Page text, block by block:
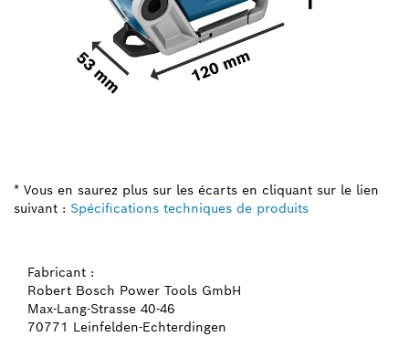
* Vous en saurez plus sur les écarts en cliquant sur le lien
suivant : Spécifications techniques de produits
Fabricant :
Robert Bosch Power Tools GmbH
Max-Lang-Strasse 40-46
70771 Leinfelden-Echterdingen